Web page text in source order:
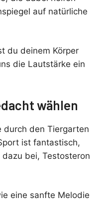
auf natürliche
du deinem Körper
die Lautstärke ein
wählen
durch den Tiergarten
ist fantastisch,
bei, Testosteron
eine sanfte Melodie